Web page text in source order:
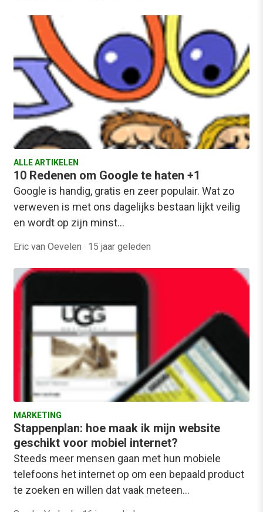
ALLE ARTIKELEN
10 Redenen om Google te haten +1
Google is handig, gratis en zeer populair. Wat zo
verweven is met ons dagelijks bestaan lijkt veilig
en wordt op zijn minst…
Eric van Oevelen · 15 jaar geleden
MARKETING
Stappenplan: hoe maak ik mijn website
geschikt voor mobiel internet?
Steeds meer mensen gaan met hun mobiele
telefoons het internet op om een bepaald product
te zoeken en willen dat vaak meteen…